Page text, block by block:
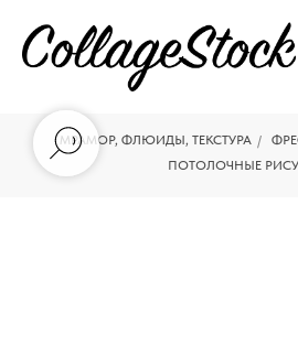
МРАМОР, ФЛЮИДЫ, ТЕКСТУРА /
ПОТОЛОЧНЫЕ